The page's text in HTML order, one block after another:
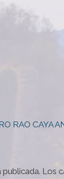
RAO CAYA
Los